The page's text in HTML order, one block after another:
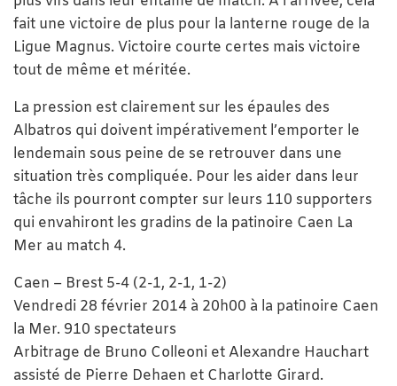
fait une victoire de plus pour la lanterne rouge de la
Ligue Magnus. Victoire courte certes mais victoire
tout de même et méritée.
La pression est clairement sur les épaules des
Albatros qui doivent impérativement l’emporter le
lendemain sous peine de se retrouver dans une
situation très compliquée. Pour les aider dans leur
tâche ils pourront compter sur leurs 110 supporters
qui envahiront les gradins de la patinoire Caen La
Mer au match 4.
Caen – Brest 5-4 (2-1, 2-1, 1-2)
Vendredi 28 février 2014 à 20h00 à la patinoire Caen
la Mer. 910 spectateurs
Arbitrage de Bruno Colleoni et Alexandre Hauchart
assisté de Pierre Dehaen et Charlotte Girard.